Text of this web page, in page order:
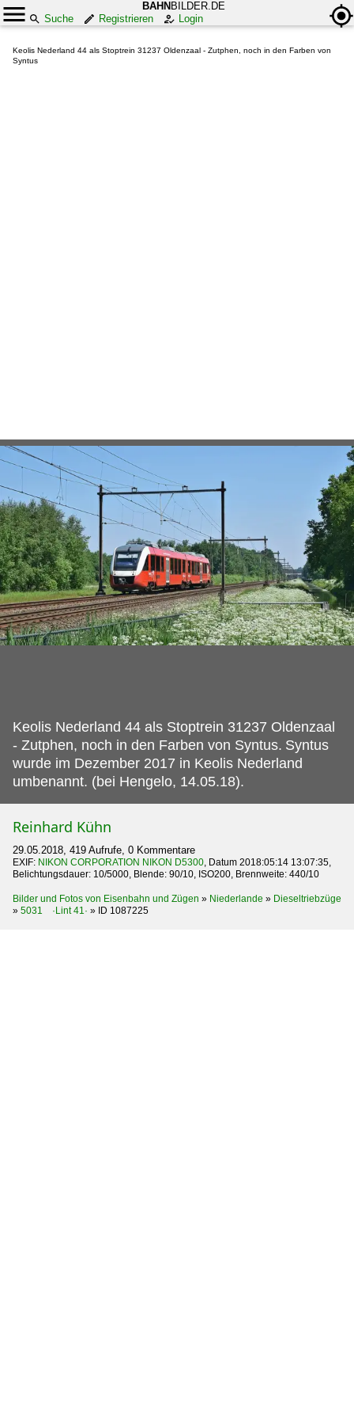
BAHN BILDER.DE
Suche
Registrieren Login
Keolis Nederland 44 als Stoptrein 31237 Oldenzaal - Zutphen, noch in den Farben von
Syntus
Keolis Nederland 44 als Stoptrein 31237 Oldenzaal
- Zutphen, noch in den Farben von Syntus. Syntus
wurde im Dezember 2017 in Keolis Nederland
umbenannt. (bei Hengelo, 14.05.18).
Reinhard Kühn
29.05.2018, 419 Aufrufe, 0 Kommentare
EXIF: NIKON CORPORATION NIKON D5300, Datum 2018:05:14 13:07:35,
Belichtungsdauer: 10/5000, Blende: 90/10, ISO200, Brennweite: 440/10
Bilder und Fotos von Eisenbahn und Zügen » Niederlande » Dieseltriebzüge
» 5031 ·Lint 41· » ID 1087225